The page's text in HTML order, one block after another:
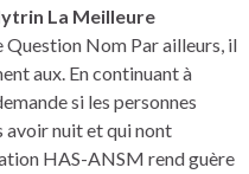
La Meilleure
Question Nom Par ailleurs, il
aux. En continuant à
si les personnes
avoir nuit et qui nont
HAS-ANSM rend guère